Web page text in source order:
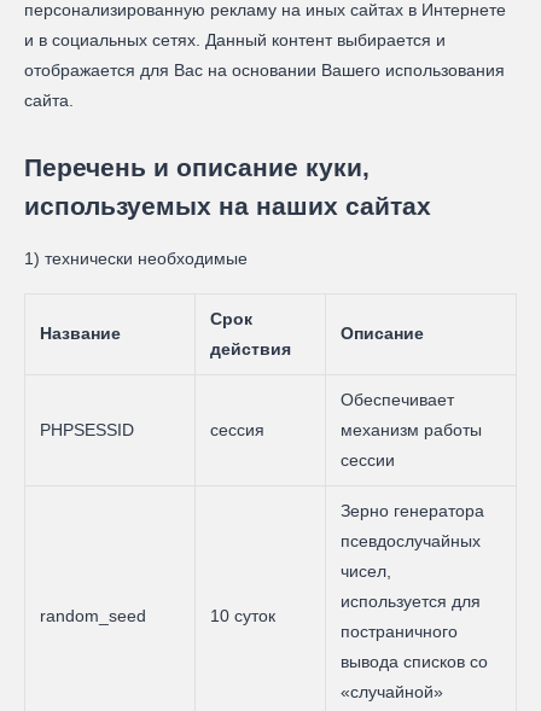
персонализированную рекламу на иных сайтах в Интернете
и в социальных сетях. Данный контент выбирается и
отображается для Вас на основании Вашего использования
сайта.
Перечень и описание куки,
используемых на наших сайтах
1) технически необходимые
Название
Срок
действия
Описание
PHPSESSID сессия
Обеспечивает
механизм работы
сессии
random_seed 10 суток
Зерно генератора
псевдослучайных
чисел,
используется для
постраничного
вывода списков со
«случайной»